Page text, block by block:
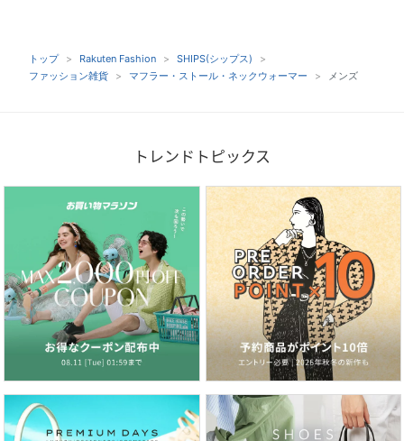
トップ Rakuten Fashion
SHIPS(シップス)
ファッション雑貨
マフラー・ストール・ネックウォーマー メンズ
トレンドトピックス